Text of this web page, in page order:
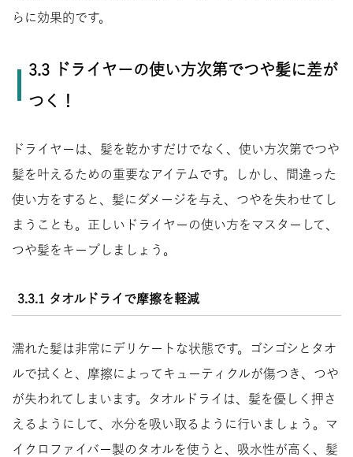
らに効果的です。
3.3 ドライヤーの使い方次第でつや髪に差が
つく！
ドライヤーは、髪を乾かすだけでなく、使い方次第でつや
髪を叶えるための重要なアイテムです。しかし、間違った
使い方をすると、髪にダメージを与え、つやを失わせてし
まうことも。正しいドライヤーの使い方をマスターして、
つや髪をキープしましょう。
3.3.1 タオルドライで摩擦を軽減
濡れた髪は非常にデリケートな状態です。ゴシゴシとタオ
ルで拭くと、摩擦によってキューティクルが傷つき、つや
が失われてしまいます。タオルドライは、髪を優しく押さ
えるようにして、水分を吸い取るように行いましょう。マ
イクロファイバー製のタオルを使うと、吸水性が高く、髪